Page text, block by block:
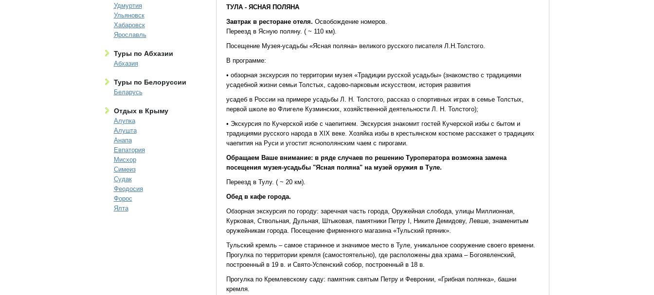
Удмуртия
Ульяновск
Хабаровск
Ярославль
Туры по Абхазии
Абхазия
Туры по Белоруссии
Беларусь
Отдых в Крыму
Алупка
Алушта
Анапа
Евпатория
Мисхор
Симеиз
Судак
Феодосия
Форос
Ялта
ТУЛА - ЯСНАЯ ПОЛЯНА
Завтрак в ресторане отеля. Освобождение номеров.
Переезд в Ясную поляну. ( ~ 110 км).
Посещение Музея-усадьбы «Ясная поляна» великого русского писателя Л.Н.Толстого.
В программе:
• обзорная экскурсия по территории музея «Традиции русской усадьбы» (знакомство с традициями
усадебной жизни семьи Толстых, садово-парковым искусством, история развития
усадеб в России на примере усадьбы Л. Н. Толстого, рассказ о спортивных играх в семье Толстых,
первой школе во Флигеле Кузминских, хозяйственной деятельности Л. Н. Толстого);
• Экскурсия по Кучерской избе с чаепитием. Экскурсия знакомит гостей Кучерской избы с бытом и
традициями русского народа в XIX веке. Хозяйка избы в крестьянском костюме расскажет о традициях
чаепития на Руси и угостит яснополянским чаем с пирогами.
Обращаем Ваше внимание: в ряде случаев по решению Туроператора возможна замена
посещения музея-усадьбы "Ясная поляна" на музей оружия в Туле.
Переезд в Тулу. ( ~ 20 км).
Обед в кафе города.
Обзорная экскурсия по городу: заречная часть города, Оружейная слобода, улицы Миллионная,
Курковая, Ствольная, Дульная, Штыковая, памятники Петру I, Никите Демидову, Левше, знаменитым
оружейникам города. Посещение фирменного магазина «Тульский пряник».
Тульский кремль – самое старинное и значимое место в Туле, уникальное сооружение своего времени.
Прогулка по территории кремля (самостоятельно), где расположены два храма – Богоявленский,
построенный в 19 в. и Свято-Успенский собор, построенный в 18 в.
Прогулка по Кремлевскому саду: памятник святым Петру и Февронии, «Грибная полянка», башни
кремля.